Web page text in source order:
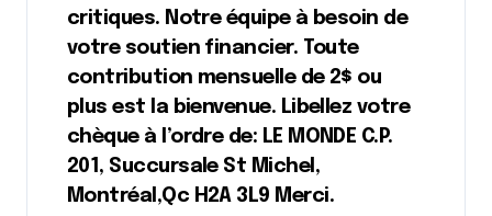
critiques. Notre équipe à besoin de
votre soutien financier. Toute
contribution mensuelle de 2$ ou
plus est la bienvenue. Libellez votre
chèque à l’ordre de: LE MONDE C.P.
201, Succursale St Michel,
Montréal,Qc H2A 3L9 Merci.